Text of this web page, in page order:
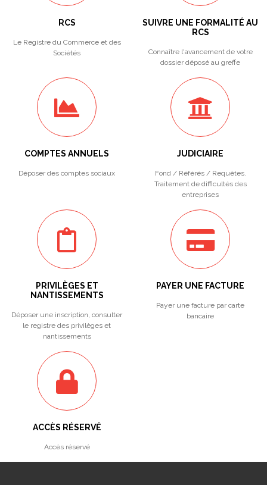
RCS
Le Registre du Commerce et des
Sociétés
SUIVRE UNE FORMALITÉ AU
RCS
Connaître l'avancement de votre
dossier déposé au greffe
COMPTES ANNUELS
Déposer des comptes sociaux
JUDICIAIRE
Fond / Référés / Requêtes.
Traitement de difficultés des
entreprises
PRIVILÈGES ET
NANTISSEMENTS
Déposer une inscription, consulter
le registre des privilèges et
nantissements
PAYER UNE FACTURE
Payer une facture par carte
bancaire
ACCÈS RÉSERVÉ
Accès réservé